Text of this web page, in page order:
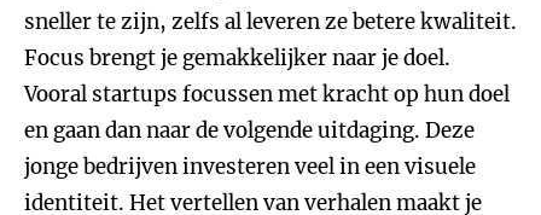
sneller te zijn, zelfs al leveren ze betere kwaliteit.
Focus brengt je gemakkelijker naar je doel.
Vooral startups focussen met kracht op hun doel
en gaan dan naar de volgende uitdaging. Deze
jonge bedrijven investeren veel in een visuele
identiteit. Het vertellen van verhalen maakt je